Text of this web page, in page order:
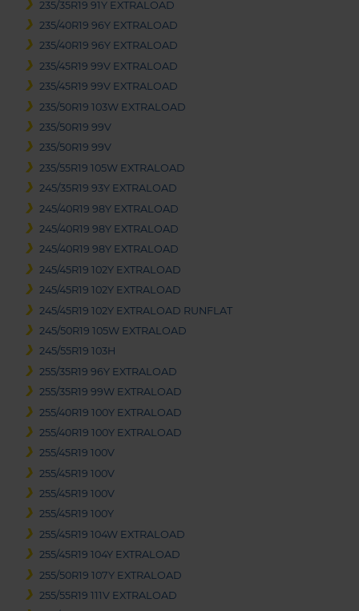
235/35R19 91Y EXTRALOAD
235/40R19 96Y EXTRALOAD
235/40R19 96Y EXTRALOAD
235/45R19 99V EXTRALOAD
235/45R19 99V EXTRALOAD
235/50R19 103W EXTRALOAD
235/50R19 99V
235/50R19 99V
235/55R19 105W EXTRALOAD
245/35R19 93Y EXTRALOAD
245/40R19 98Y EXTRALOAD
245/40R19 98Y EXTRALOAD
245/40R19 98Y EXTRALOAD
245/45R19 102Y EXTRALOAD
245/45R19 102Y EXTRALOAD
245/45R19 102Y EXTRALOAD RUNFLAT
245/50R19 105W EXTRALOAD
245/55R19 103H
255/35R19 96Y EXTRALOAD
255/35R19 99W EXTRALOAD
255/40R19 100Y EXTRALOAD
255/40R19 100Y EXTRALOAD
255/45R19 100V
255/45R19 100V
255/45R19 100V
255/45R19 100Y
255/45R19 104W EXTRALOAD
255/45R19 104Y EXTRALOAD
255/50R19 107Y EXTRALOAD
255/55R19 111V EXTRALOAD